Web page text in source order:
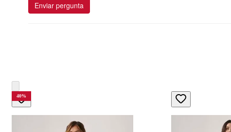
Enviar pergunta
40%